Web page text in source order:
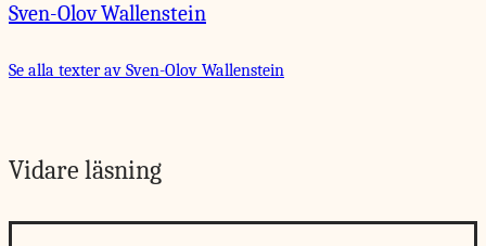
Sven-Olov Wallenstein
Se alla texter av Sven-Olov Wallenstein
Vidare läsning